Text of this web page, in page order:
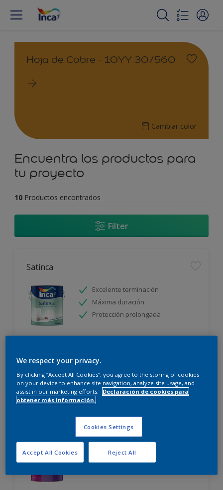
Hoja de Cobre - 10YY 30/560
Cambiar color
Encuentra los productos para
tu proyecto
10 Productos encontrados
Filter
Satinca
Excelente terminación
Máxima duración
Protección prolongada
Incalex Toque Sublime Design Mate
Excelente terminación
Alto cubritivo
We respect your privacy.
By clicking “Accept All Cookies”, you agree to the storing of cookies
on your device to enhance site navigation, analyze site usage, and
assist in our marketing efforts.
Declaración de cookies para
obtener más información.
Cookies Settings
Reject All
Accept All Cookies